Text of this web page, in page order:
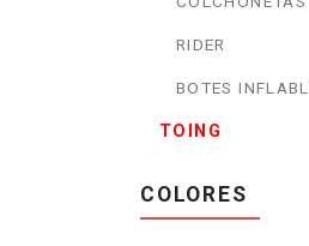
RIDER
BOTES
TOING
COLORES